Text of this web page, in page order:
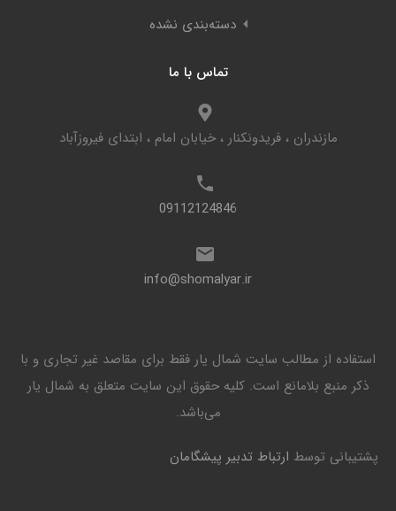
دسته‌بندی نشده
تماس با ما
مازندران ، فریدونکنار ، خیابان امام ، ابتدای فیروزآباد
09112124846
info@shomalyar.ir
استفاده از مطالب سایت شمال یار فقط برای مقاصد غیر تجاری و با
ذکر منبع بلامانع است. کليه حقوق اين سايت متعلق به شمال یار
می‌باشد.
پشتیبانی توسط ارتباط تدبیر پیشگامان